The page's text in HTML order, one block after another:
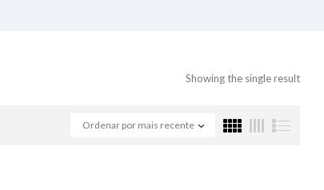
Showing the single result
Ordenar por mais recente